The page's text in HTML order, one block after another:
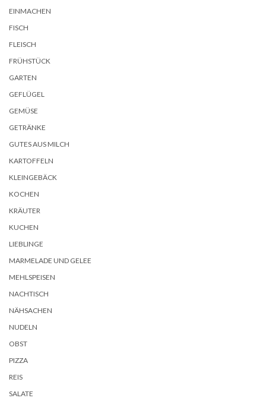
EINMACHEN
FISCH
FLEISCH
FRÜHSTÜCK
GARTEN
GEFLÜGEL
GEMÜSE
GETRÄNKE
GUTES AUS MILCH
KARTOFFELN
KLEINGEBÄCK
KOCHEN
KRÄUTER
KUCHEN
LIEBLINGE
MARMELADE UND GELEE
MEHLSPEISEN
NACHTISCH
NÄHSACHEN
NUDELN
OBST
PIZZA
REIS
SALATE